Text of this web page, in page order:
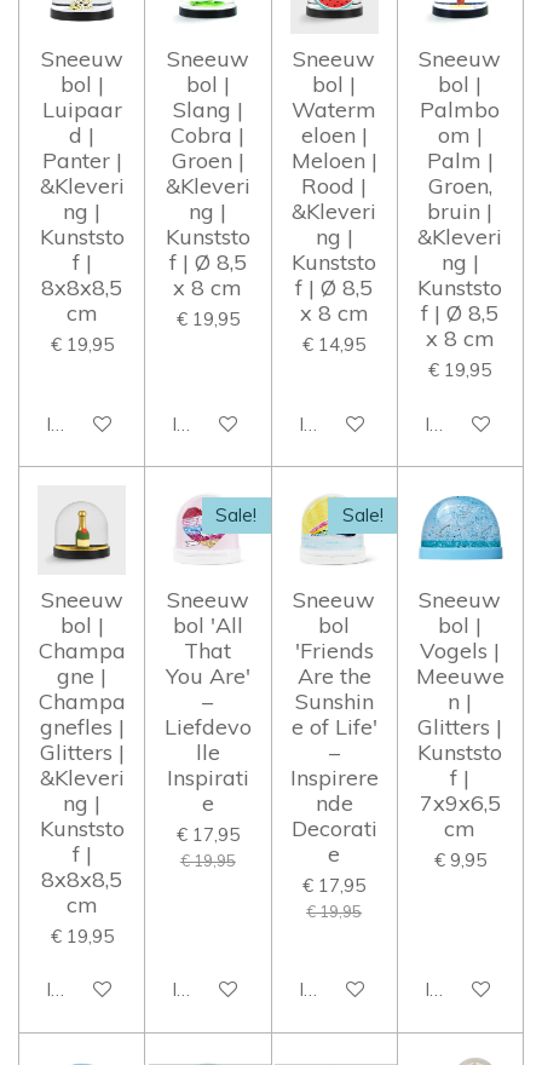
Sneeuw
bol |
Luipaar
d |
Panter |
&Kleveri
ng |
Kunststo
f |
8x8x8,5
cm
€ 19,95
In winkelwagen
Sneeuw
bol |
Slang |
Cobra |
Groen |
&Kleveri
ng |
Kunststo
f | Ø 8,5
x 8 cm
€ 19,95
In winkelwagen
Sneeuw
bol |
Waterm
eloen |
Meloen |
Rood |
&Kleveri
ng |
Kunststo
f | Ø 8,5
x 8 cm
€ 14,95
In winkelwagen
Sneeuw
bol |
Palmbo
om |
Palm |
Groen,
bruin |
&Kleveri
ng |
Kunststo
f | Ø 8,5
x 8 cm
€ 19,95
In
Sneeuw
bol |
Champa
gne |
Champa
gnefles |
Glitters |
&Kleveri
ng |
Kunststo
f |
8x8x8,5
cm
€ 19,95
In winkelwagen
Sale!
Sneeuw
bol 'All
That
You Are'
–
Liefdevo
lle
Inspirati
e
€ 17,95
€ 19,95
In winkelwagen
Sale!
Sneeuw
bol
'Friends
Are the
Sunshin
e of Life'
–
Inspirere
nde
Decorati
e
€ 17,95
€ 19,95
In winkelwagen
Sneeuw
bol |
Vogels |
Meeuwe
n |
Glitters |
Kunststo
f |
7x9x6,5
cm
€ 9,95
In